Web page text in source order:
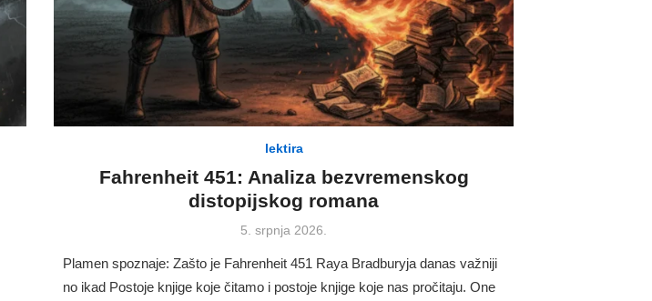
lektira
Fahrenheit 451: Analiza bezvremenskog
distopijskog romana
Posted
5. srpnja 2026.
Plamen spoznaje: Zašto je Fahrenheit 451 Raya Bradburyja danas važniji
no ikad Postoje knjige koje čitamo i postoje knjige koje nas pročitaju. One